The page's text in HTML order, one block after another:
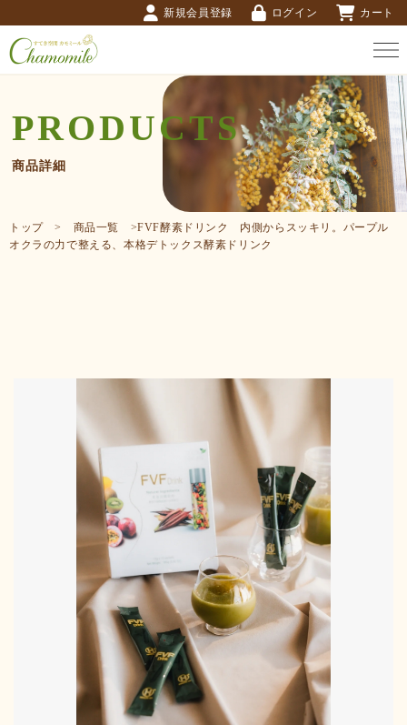
新規会員登録 ログイン カート
PRODUCTS
商品詳細
トップ > 商品一覧 >FVF酵素ドリンク 内側からスッキリ。パープル
オクラの力で整える、本格デトックス酵素ドリンク